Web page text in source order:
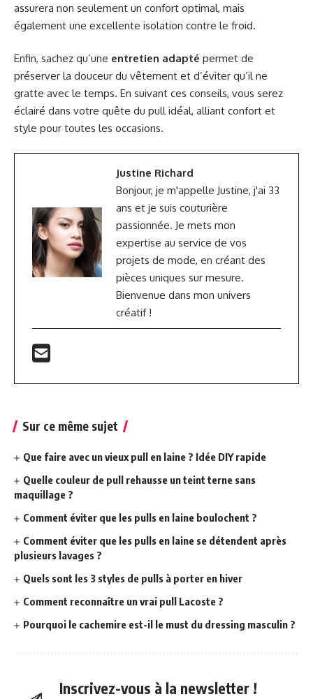
assurera non seulement un confort optimal, mais
également une excellente isolation contre le froid.
Enfin, sachez qu’une entretien adapté permet de
préserver la douceur du vêtement et d’éviter qu’il ne
gratte avec le temps. En suivant ces conseils, vous serez
éclairé dans votre quête du pull idéal, alliant confort et
style pour toutes les occasions.
Justine Richard
Bonjour, je m'appelle Justine, j'ai 33
ans et je suis couturière
passionnée. Je mets mon
expertise au service de vos
projets de mode, en créant des
pièces uniques sur mesure.
Bienvenue dans mon univers
créatif !
Sur ce même sujet
Que faire avec un vieux pull en laine ? Idée DIY rapide
Quelle couleur de pull rehausse un teint terne sans
maquillage ?
Comment éviter que les pulls en laine boulochent ?
Comment éviter que les pulls en laine se détendent après
plusieurs lavages ?
Quels sont les 3 styles de pulls à porter en hiver
Comment reconnaître un vrai pull Lacoste ?
Pourquoi le cachemire est-il le must du dressing masculin ?
Inscrivez-vous à la newsletter !